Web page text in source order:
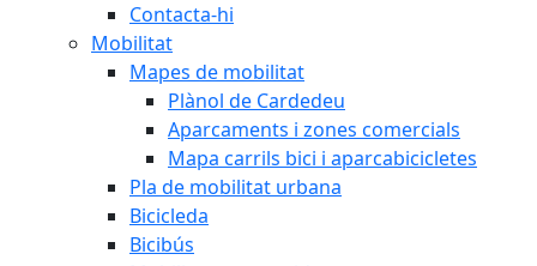
Contacta-hi
Mobilitat
Mapes de mobilitat
Plànol de Cardedeu
Aparcaments i zones comercials
Mapa carrils bici i aparcabicicletes
Pla de mobilitat urbana
Bicicleda
Bicibús